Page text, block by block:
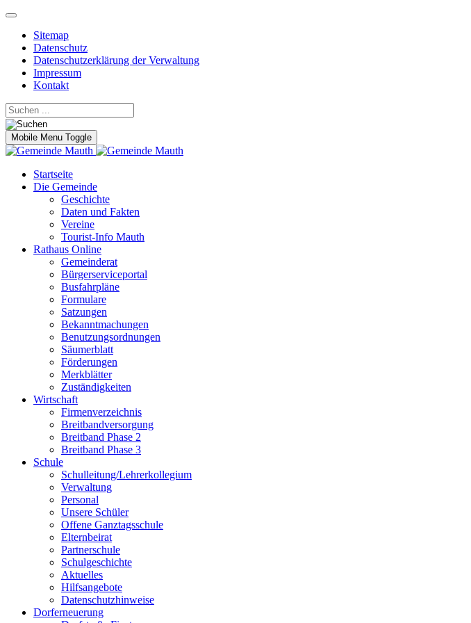
Sitemap
Datenschutz
Datenschutzerklärung der Verwaltung
Impressum
Kontakt
Mobile Menu Toggle
Startseite
Die Gemeinde
Geschichte
Daten und Fakten
Vereine
Tourist-Info Mauth
Rathaus Online
Gemeinderat
Bürgerserviceportal
Busfahrpläne
Formulare
Satzungen
Bekanntmachungen
Benutzungsordnungen
Säumerblatt
Förderungen
Merkblätter
Zuständigkeiten
Wirtschaft
Firmenverzeichnis
Breitbandversorgung
Breitband Phase 2
Breitband Phase 3
Schule
Schulleitung/Lehrerkollegium
Verwaltung
Personal
Unsere Schüler
Offene Ganztagsschule
Elternbeirat
Partnerschule
Schulgeschichte
Aktuelles
Hilfsangebote
Datenschutzhinweise
Dorferneuerung